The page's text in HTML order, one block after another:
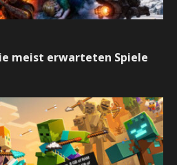
meist erwarteten Spiele